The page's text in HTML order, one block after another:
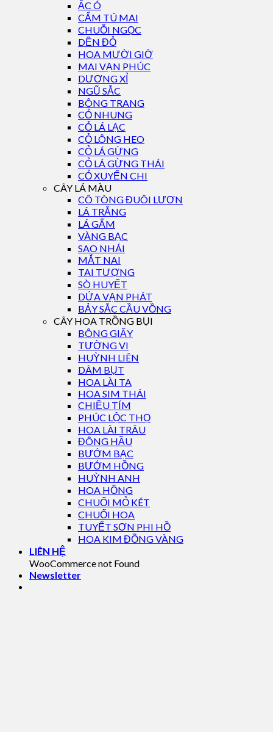
ẮC Ó
CẨM TÚ MAI
CHUỖI NGỌC
DỀN ĐỎ
HOA MƯỜI GIỜ
MAI VẠN PHÚC
DƯƠNG XỈ
NGŨ SẮC
BÔNG TRANG
CỎ NHUNG
CỎ LÁ LẠC
CỎ LÔNG HEO
CỎ LÁ GỪNG
CỎ LÁ GỪNG THÁI
CỎ XUYẾN CHI
CÂY LÁ MÀU
CÔ TÒNG ĐUÔI LƯƠN
LÁ TRẮNG
LÁ GẤM
VÀNG BẠC
SAO NHÁI
MẮT NAI
TAI TƯỢNG
SÒ HUYẾT
DỨA VẠN PHÁT
BẢY SẮC CẦU VỒNG
CÂY HOA TRỒNG BỤI
BÔNG GIẤY
TƯỜNG VI
HUỲNH LIÊN
DÂM BỤT
HOA LÀI TA
HOA SIM THÁI
CHIỀU TÍM
PHÚC LỘC THỌ
HOA LÀI TRÂU
ĐÔNG HẦU
BƯỚM BẠC
BƯỚM HỒNG
HUỲNH ANH
HOA HỒNG
CHUỐI MỎ KÉT
CHUỐI HOA
TUYẾT SƠN PHI HỒ
HOA KIM ĐỒNG VÀNG
LIÊN HỆ
WooCommerce not Found
Newsletter